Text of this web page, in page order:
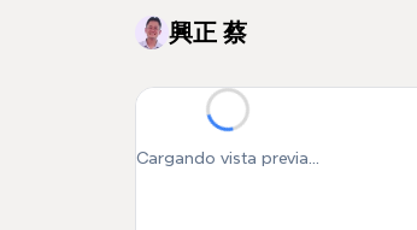
興正 蔡
Cargando vista previa...